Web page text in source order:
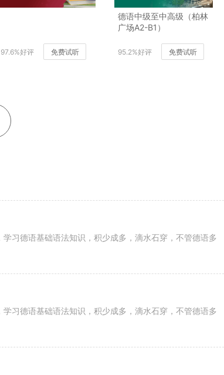
97.6%好评 免费试听
德语中级至中高级（柏林
广场A2-B1）
95.2%好评 免费试听
习德语基础语法知识，积少成多，滴水石穿，不管德语多
习德语基础语法知识，积少成多，滴水石穿，不管德语多